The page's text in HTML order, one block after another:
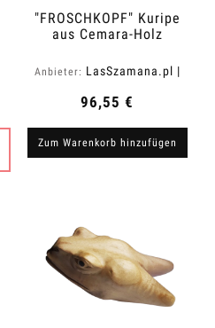
"FROSCHKOPF" Kuripe
aus Cemara-Holz
Anbieter: LasSzamana.pl |
96,55 €
Zum Warenkorb hinzufügen